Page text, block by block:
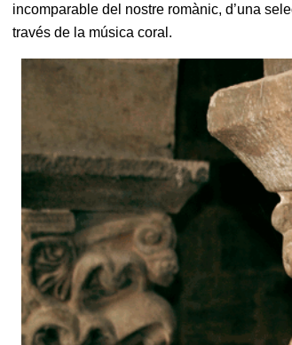
incomparable del nostre romànic, d’una
través de la música coral.